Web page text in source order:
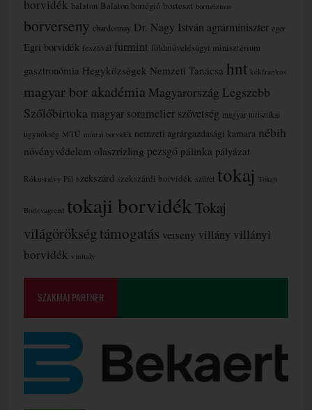
borvidék balaton Balaton borrégió borteszt borturizmus
borverseny chardonnay Dr. Nagy István agrárminiszter eger
Egri borvidék fesztivál furmint földművelésügyi minisztérium
gasztronómia Hegyközségek Nemzeti Tanácsa hnt kékfrankos
magyar bor akadémia Magyarország Legszebb
Szőlőbirtoka magyar sommelier szövetség magyar turisztikai
ügynökség MTÜ mátrai borvidék nemzeti agrárgazdasági kamara nébih
növényvédelem olaszrizling pezsgő pálinka pályázat
Rókusfalvy Pál szekszárd szekszárdi borvidék szüret tokaj Tokaji
Borlovagrend tokaji borvidékTokaj
világörökségtámogatás verseny villány villányi
borvidék vinitaly
SZAKMAI PARTNER